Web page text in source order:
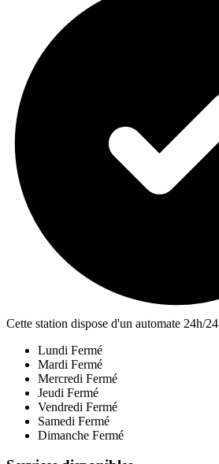
Cette station dispose d'un automate 24h/24
Lundi Fermé
Mardi Fermé
Mercredi Fermé
Jeudi Fermé
Vendredi Fermé
Samedi Fermé
Dimanche Fermé